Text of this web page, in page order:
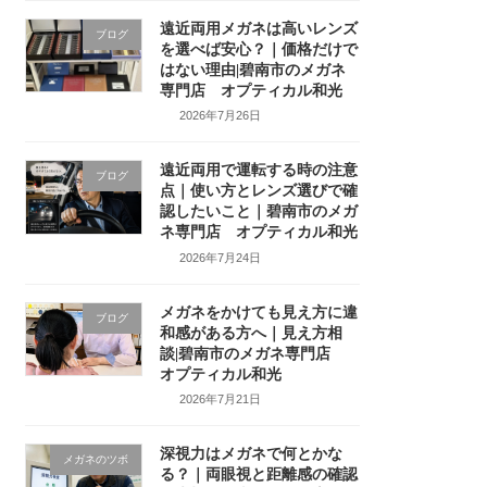
ブログ
遠近両用メガネは高いレンズ
を選べば安心？｜価格だけで
はない理由|碧南市のメガネ
専門店 オプティカル和光
2026年7月26日
ブログ
遠近両用で運転する時の注意
点｜使い方とレンズ選びで確
認したいこと｜碧南市のメガ
ネ専門店 オプティカル和光
2026年7月24日
ブログ
メガネをかけても見え方に違
和感がある方へ｜見え方相
談|碧南市のメガネ専門店
オプティカル和光
2026年7月21日
メガネのツボ
深視力はメガネで何とかな
る？｜両眼視と距離感の確認